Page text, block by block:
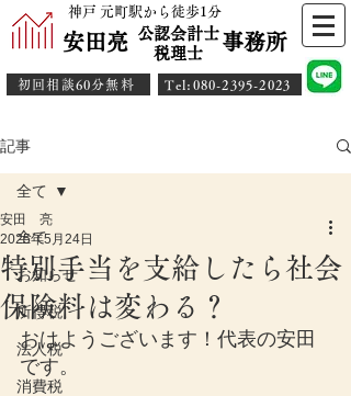
神戸 元町駅から徒歩1分
安田亮 事務所
公認会計士
​税理士
初回相談60分無料 ​Tel:080-2395-2023
記事
全て
お知らせ
所得税
法人税
消費税
全て
特別手当を支給したら社会
保険料は変わる？
安田 亮
2025年5月24日
おはようございます！代表の安田
です。